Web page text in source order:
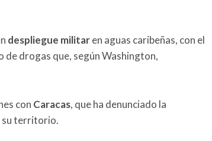
despliegue militaren aguas caribeñas, con el
drogas que, según Washington,
con Caracas, que ha denunciado la
su territorio.